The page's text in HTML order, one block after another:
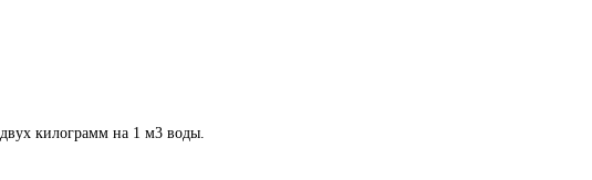
килограмм на 1 м3 воды.